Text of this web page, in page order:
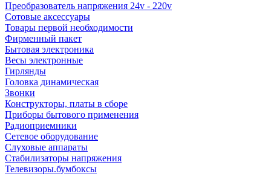
Преобразователь напряжения 24v - 220v
Сотовые аксессуары
Товары первой необходимости
Фирменный пакет
Бытовая электроника
Весы электронные
Гирлянды
Головка динамическая
Звонки
Конструкторы, платы в сборе
Приборы бытового применения
Радиоприемники
Сетевое оборудование
Слуховые аппараты
Стабилизаторы напряжения
Телевизоры.бумбоксы